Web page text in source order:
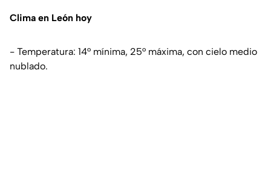
Clima en León hoy
- Temperatura: 14° mínima, 25° máxima, con cielo medio
nublado.